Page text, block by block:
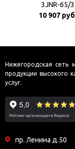
3JNR-65/3
10 907
Нижегородская сеть
продукции высокого
услуг.
пр. Ленина д.50